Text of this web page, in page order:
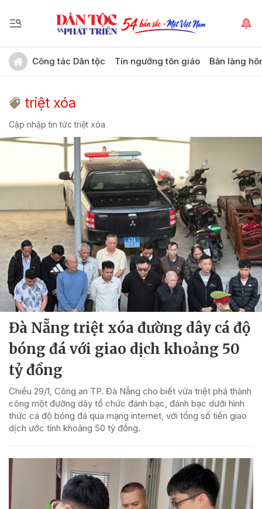
Công tác Dân tộc Tín ngưỡng tôn giáo Bản làng
triệt xóa
Cập nhập tin tức triệt xóa
Đà Nẵng triệt xóa đường dây cá độ
bóng đá với giao dịch khoảng 50
tỷ đồng
Chiều 29/1, Công an TP. Đà Nẵng cho biết vừa triệt phá thành
công một đường dây tổ chức đánh bạc, đánh bạc dưới hình
thức cá độ bóng đá qua mạng internet, với tổng số tiền giao
dịch ước tính khoảng 50 tỷ đồng.